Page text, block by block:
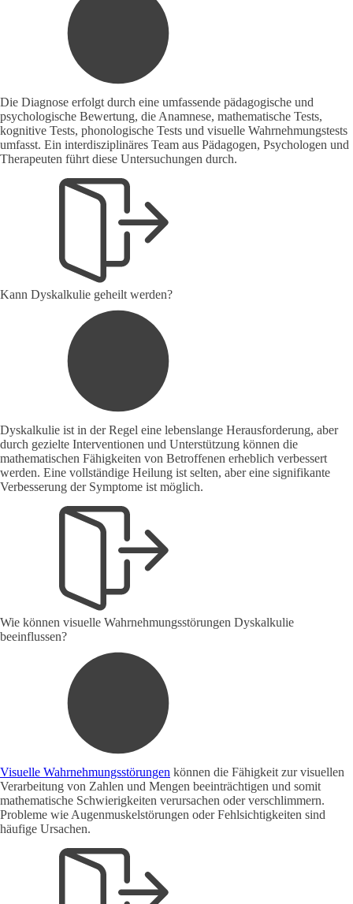
Die Diagnose erfolgt durch eine umfassende pädagogische und
psychologische Bewertung, die Anamnese, mathematische Tests,
kognitive Tests, phonologische Tests und visuelle Wahrnehmungstests
umfasst. Ein interdisziplinäres Team aus Pädagogen, Psychologen und
Therapeuten führt diese Untersuchungen durch.
Kann Dyskalkulie geheilt werden?
Dyskalkulie ist in der Regel eine lebenslange Herausforderung, aber
durch gezielte Interventionen und Unterstützung können die
mathematischen Fähigkeiten von Betroffenen erheblich verbessert
werden. Eine vollständige Heilung ist selten, aber eine signifikante
Verbesserung der Symptome ist möglich.
Wie können visuelle Wahrnehmungsstörungen Dyskalkulie
beeinflussen?
Visuelle Wahrnehmungsstörungen können die Fähigkeit zur visuellen
Verarbeitung von Zahlen und Mengen beeinträchtigen und somit
mathematische Schwierigkeiten verursachen oder verschlimmern.
Probleme wie Augenmuskelstörungen oder Fehlsichtigkeiten sind
häufige Ursachen.